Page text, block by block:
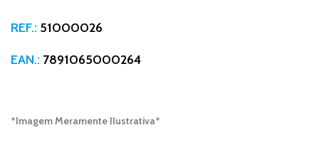
REF.: 51000026
EAN.: 7891065000264
*Imagem Meramente Ilustrativa*